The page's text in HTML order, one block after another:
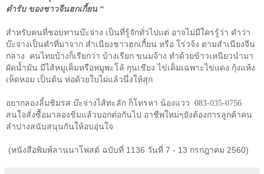
ตำรับ ของชาวจีนฮกเกี้ยน “
สำหรับคนที่ชอบทานบ๊ะจ่าง เป็นที่รู้จักทั่วไปแต่ อาจไม่มีใครรู้ว่า คำว่า
บ๊ะจ่างเป็นคำที่มาจาก สำเนียงชาวฮกเกี้ยน หรือ โร่วจ้ง ตามสำเนียงจีน
กลาง คนไทยบ้างก็เรียกว่า บ้างเรียก ขนมจ้าง ทำด้วยข้าวเหนียวนำมา
ผัดน้ำมัน มีไส้หมูเค็มหรือหมูพะโล้ กุนเชียง ไข่เค็มเฉพาะไข่แดง กุ้งแห้ง
เห็ดหอม เป็นต้น ห่อด้วยใบไผ่แล้วนึ่งให้สุก
อยากลองลิ้มชิมรส บ๊ะจ่างไส้ทะลัก ก็โทรหา น้องแวว 083-035-0756
สนใจสั่งซื้อมาลองชิมแล้วบอกต่อกันไป อาชีพใหม่ๆยังต้องการลูกค้าคน
ลำปางสนับสนุนกันให้อบอุ่นใจ
(หนังสือพิมพ์ลานนาโพสต์ ฉบับที่ 1136 วันที่ 7 - 13 กรกฎาคม 2560)